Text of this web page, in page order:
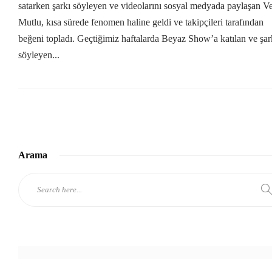
satarken şarkı söyleyen ve videolarını sosyal medyada paylaşan
Mutlu, kısa sürede fenomen haline geldi ve takipçileri tarafından
beğeni topladı. Geçtiğimiz haftalarda Beyaz Show’a katılan ve
söyleyen...
Arama